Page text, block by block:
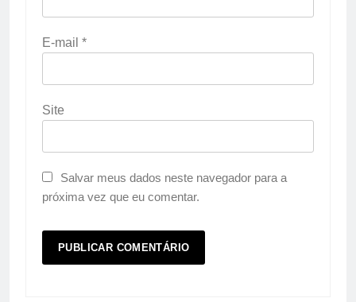
E-mail *
Site
Salvar meus dados neste navegador para a
próxima vez que eu comentar.